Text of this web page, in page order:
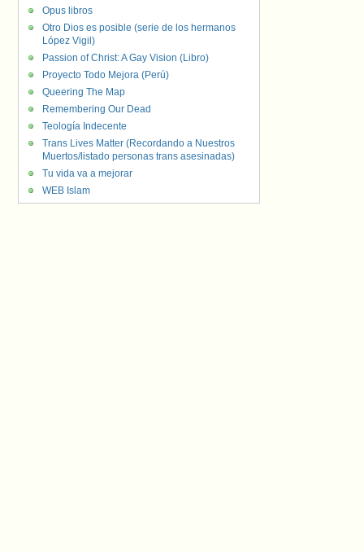
Opus libros
Otro Dios es posible (serie de los hermanos
López Vigil)
Passion of Christ: A Gay Vision (Libro)
Proyecto Todo Mejora (Perú)
Queering The Map
Remembering Our Dead
Teología Indecente
Trans Lives Matter (Recordando a Nuestros
Muertos/listado personas trans asesinadas)
Tu vida va a mejorar
WEB Islam